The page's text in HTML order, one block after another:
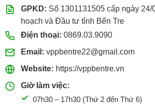
GPKD: Số 1301131505 cấp ngày
hoạch và Đầu tư tỉnh Bến Tre
Điện thoại: 0869.03.9090
Email: vppbentre22@gmail.com
Website: https://vppbentre.vn
Giờ làm việc:
07h30 – 17h30 (Thứ 2 đến Thứ 6)